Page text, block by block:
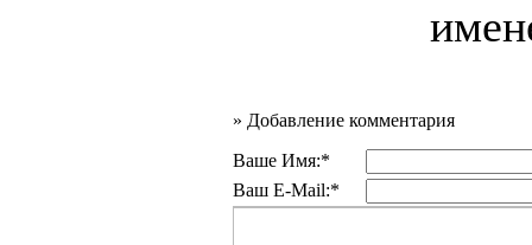
» Добавление комментария
Ваше Имя:*
Ваш E-Mail:*